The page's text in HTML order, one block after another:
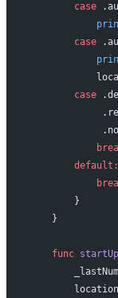
        case
        case
        case
        default:
        }
    }
    func